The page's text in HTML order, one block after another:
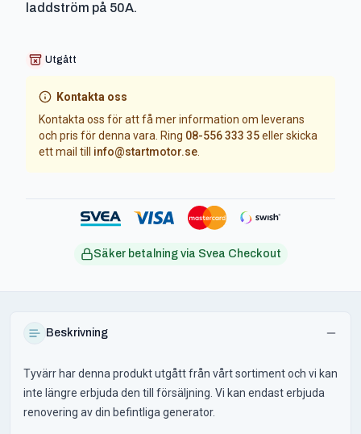
laddström på 50A.
Utgått
Kontakta oss
Kontakta oss för att få mer information om leverans
och pris för denna vara. Ring 08-556 333 35eller skicka
ett mail till
info@startmotor.se.
Säker betalning via Svea Checkout
Beskrivning
Tyvärr har denna produkt utgått från vårt sortiment och vi kan
inte längre erbjuda den till försäljning. Vi kan endast erbjuda
renovering av din befintliga generator.